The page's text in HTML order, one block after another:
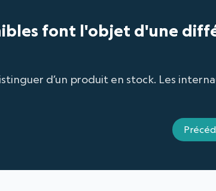
font l'objet d'une
d’un produit en stock. Les